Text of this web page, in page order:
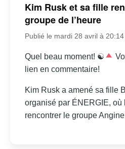
Kim Rusk et sa fille
groupe de l’heure
Publié le mardi 28 avril à 20:14
Quel beau moment! ☯
lien en commentaire!
Kim Rusk a amené sa fille
organisé par ÉNERGIE, où
rencontrer le groupe